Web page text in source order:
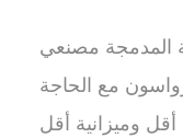
المدمجة مصنعي
مع الحاجة